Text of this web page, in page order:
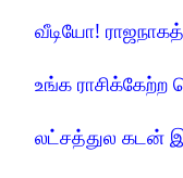
வீடியோ!
உங்க ராசிக்கேற்ற
லட்சத்துல கடன்